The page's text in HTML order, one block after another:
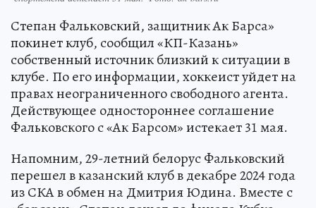
Степан Фальковский, защитник Ак Барса»
покинет клуб, сообщил «КП-Казань»
собственный источник близкий к ситуации в
клубе. По его информации, хоккеист уйдет на
правах неограниченного свободного агента.
Действующее одностороннее соглашение
Фальковского с «Ак Барсом» истекает 31 мая.
Напомним, 29-летний белорус Фальковский
перешел в казанский клуб в декабре 2024 года
из СКА в обмен на Дмитрия Юдина. Вместе с